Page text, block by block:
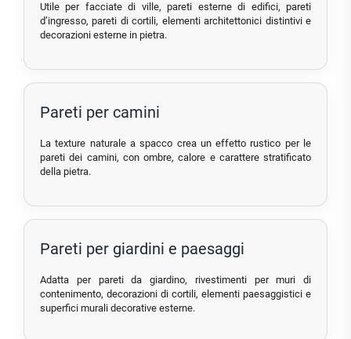
Utile per facciate di ville, pareti esterne di edifici, pareti
d’ingresso, pareti di cortili, elementi architettonici distintivi e
decorazioni esterne in pietra.
Pareti per camini
La texture naturale a spacco crea un effetto rustico per le
pareti dei camini, con ombre, calore e carattere stratificato
della pietra.
Pareti per giardini e paesaggi
Adatta per pareti da giardino, rivestimenti per muri di
contenimento, decorazioni di cortili, elementi paesaggistici e
superfici murali decorative esterne.